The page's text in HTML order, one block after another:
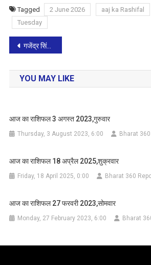
Tagged 2 June 2026 aaj ka Rashifal
Tuesday
Post
navigation
गजेंद्र सिंह शेखावत बोले-लोकतंत्र में हिंसा और धमकियों की जगह नहीं,भाजपा कार्यकर्ताओं से ‘फेक नैरेटिव’ का मुकाबला करने की अपील
YOU MAY LIKE
आज का राशिफल 3 अगस्त 2023,गुरुवार
Thursday, 3 August 2023, 6:00 Bharat
आज का राशिफल 18 अप्रैल 2025,शुक्रवार
Friday, 18 April 2025, 0:00 Bharat 360
आज का राशिफल 27 फरवरी 2023,सोमवार
Monday, 27 February 2023, 6:00 Bharat